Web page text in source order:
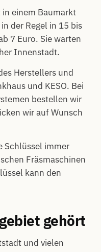
einem Baumarkt
der Regel in 15 bis
7 Euro. Sie warten
Innenstadt.
Herstellers und
und KESO. Bei
bestellen wir
wir auf Wunsch
Schlüssel immer
Fräsmaschinen
kann den
gehört
und vielen